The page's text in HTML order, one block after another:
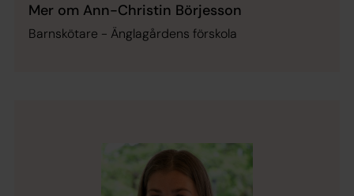
Mer om Ann-Christin Börjesson
Barnskötare - Änglagårdens förskola